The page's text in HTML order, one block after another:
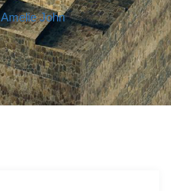
Amelie John